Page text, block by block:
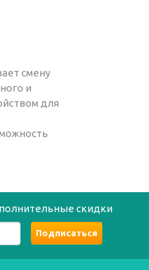
смену
и
для
скидки